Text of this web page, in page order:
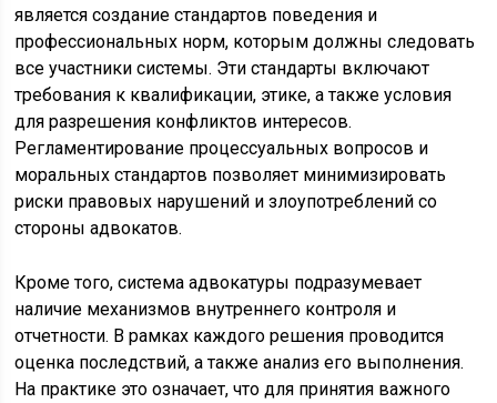
является создание стандартов поведения и
профессиональных норм, которым должны следовать
все участники системы. Эти стандарты включают
требования к квалификации, этике, а также условия
для разрешения конфликтов интересов.
Регламентирование процессуальных вопросов и
моральных стандартов позволяет минимизировать
риски правовых нарушений и злоупотреблений со
стороны адвокатов.
Кроме того, система адвокатуры подразумевает
наличие механизмов внутреннего контроля и
отчетности. В рамках каждого решения проводится
оценка последствий, а также анализ его выполнения.
На практике это означает, что для принятия важного